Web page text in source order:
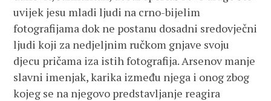
uvijek jesu mladi ljudi na crno-bijelim
fotografijama dok ne postanu dosadni sredovječni
ljudi koji za nedjeljnim ručkom gnjave svoju
djecu pričama iza istih fotografija. Arsenov manje
slavni imenjak, karika između njega i onog zbog
kojeg se na njegovo predstavljanje reagira